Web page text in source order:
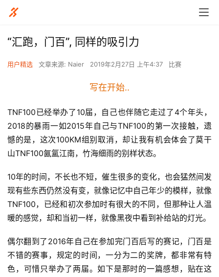
“汇跑，门百”, 同样的吸引力
用户精选 文章来源: Naier 2019年2月27日 上午4:37 比赛
写在开始..
TNF100已经举办了10届，自己也伴随它走过了4个年头，
2018的暴雨一如2015年自己与TNF100的第一次接触，遗
憾的是，这次100KM组别取消，却让我有机会体会了莫干
山TNF100氤氲江南，竹海细雨的别样状态。
10年的时间，不长也不短，催生很多的变化，也会猛然间发
现有些东西仍然没有变，就像记忆中自己年少的模样，就像
TNF100，已经和初次参加时有很大的不同，但那种让人温
暖的感觉，却和当初一样，就像黑夜中看到补给站的灯光。
偶尔翻到了2016年自己在参加完门百后写的赛记，门百是
不错的赛事，规定的时间，一分为二的奖牌，都非常有特
色，可惜只举办了两届。如下是那时的一篇感想，贴在这